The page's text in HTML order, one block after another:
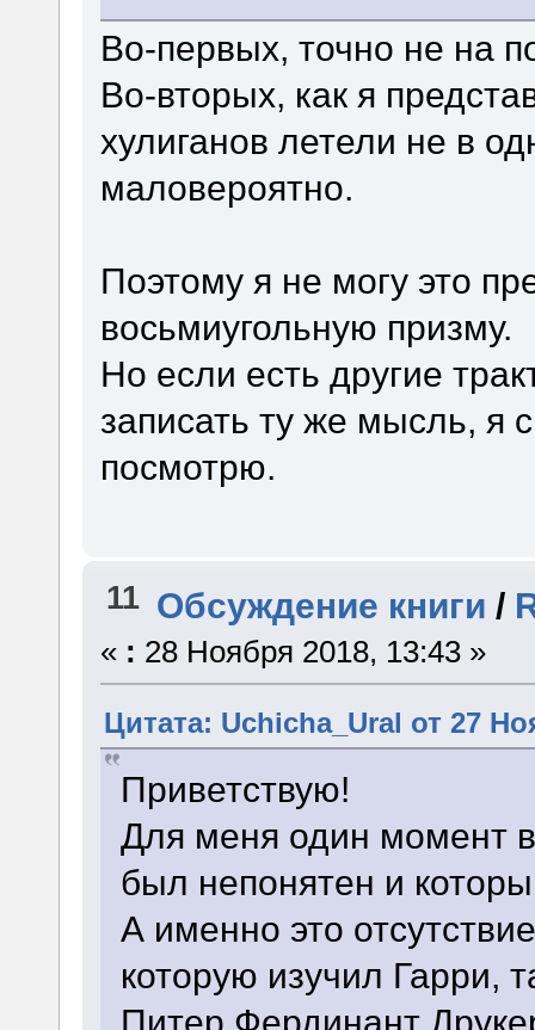
Во-первых, точно не на
Во-вторых, как я
хулиганов летели не в
маловероятно.
Поэтому я не могу это
восьмиугольную призму.
Но если есть другие
записать ту же мысль, я
посмотрю.
11 Обсуждение книги /
« : 28 Ноября 2018, 13:43 »
Цитата: Uchicha_Ural от 27
Приветствую!
Для меня один момент
был непонятен и
А именно это
которую изучил Гарри,
Питер Фердинант